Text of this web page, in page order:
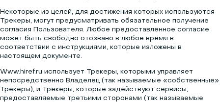
Некоторые из целей, для достижения которых используются
Трекеры, могут предусматривать обязательное получение
согласия Пользователя. Любое предоставленное согласие
может быть свободно отозвано в любое время в
соответствии с инструкциями, которые изложены в
настоящем документе.
Www.hiref.ru использует Трекеры, которыми управляет
непосредственно Владелец (так называемые «собственные»
Трекеры), и Трекеры, которые задействуют сервисы,
предоставляемые третьими сторонами (так называемые